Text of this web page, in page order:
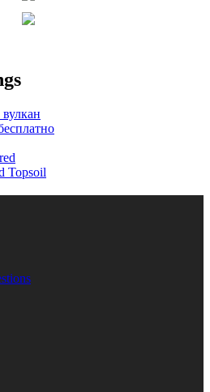
Topsoil